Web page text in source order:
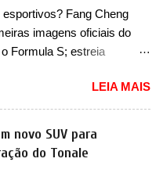
que estabelece as bases
envolve a versão 200,
e produzida em fevereiro
300, com ano/modelo 2024
GLC, envolve duas
primeira delas é a 300, com
que foram produzidas
até julho de 2025. Já a
ano/modelo 2024 e
Fang Cheng
imagens oficiais do
Formula S; estreia
utilitários esportivos, a
como uma empresa
utilitários esportivos com
road. E isso funcionou
dos modelos Bao
3 e Tai 7. Agora, a marca
LEIA MAIS
novo SUV para
do Tonale